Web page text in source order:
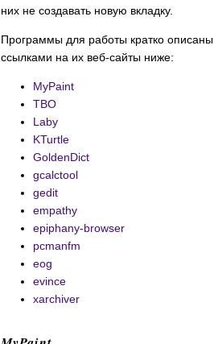
них не создавать новую вкладку.
Программы для работы кратко
ссылками на их веб-сайты ниже:
MyPaint
TBO
Laby
KTurtle
GoldenDict
gcalctool
gedit
empathy
epiphany-browser
pcmanfm
eog
evince
xarchiver